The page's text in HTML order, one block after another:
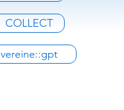
COLLECT
vereine::gpt